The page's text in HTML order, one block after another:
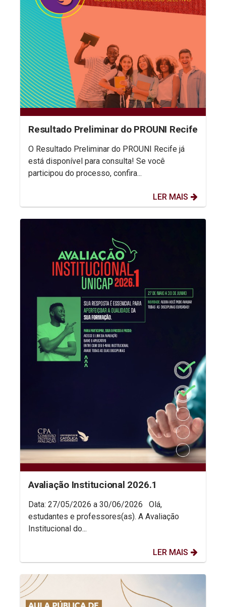
Resultado Preliminar do PROUNI Recife
O Resultado Preliminar do PROUNI Recife já
está disponível para consulta! Se você
participou do processo, confira...
LER MAIS
Avaliação Institucional 2026.1
Data: 27/05/2026 a 30/06/2026 Olá,
estudantes e professores(as). A Avaliação
Institucional do...
LER MAIS